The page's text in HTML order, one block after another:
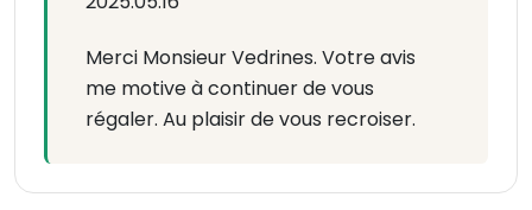
Merci Monsieur Vedrines. Votre avis
me motive à continuer de vous
régaler. Au plaisir de vous recroiser.